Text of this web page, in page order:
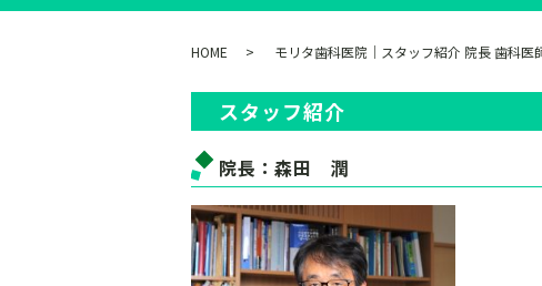
HOME モリタ歯科医院｜スタッフ紹介 院長 歯科医
スタッフ紹介
院長：森田 潤